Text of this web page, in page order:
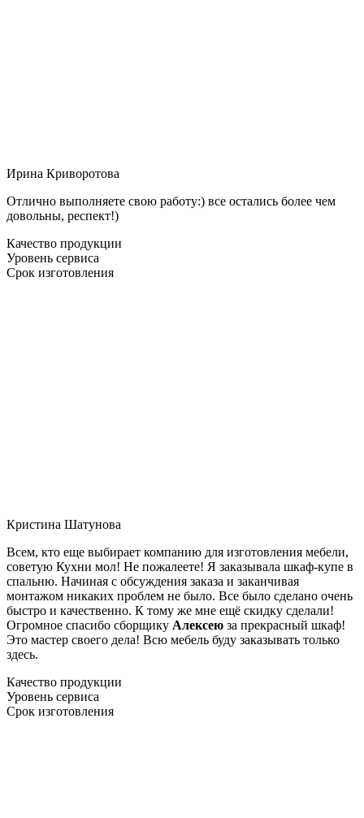
Ирина Криворотова
Отлично выполняете свою работу:) все остались более чем
довольны, респект!)
Качество продукции
Уровень сервиса
Срок изготовления
Кристина Шатунова
Всем, кто еще выбирает компанию для изготовления мебели,
советую Кухни мол! Не пожалеете! Я заказывала шкаф-купе в
спальню. Начиная с обсуждения заказа и заканчивая
монтажом никаких проблем не было. Все было сделано очень
быстро и качественно. К тому же мне ещё скидку сделали!
Огромное спасибо сборщику Алексею за прекрасный шкаф!
Это мастер своего дела! Всю мебель буду заказывать только
здесь.
Качество продукции
Уровень сервиса
Срок изготовления